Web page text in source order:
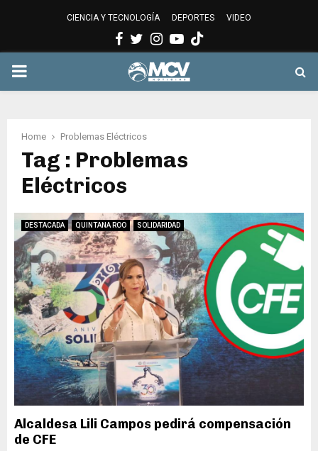
CIENCIA Y TECNOLOGÍA DEPORTES VIDEO
Facebook
Twitter
Instagram
Youtube
PRIMARY
Home Problemas Eléctricos
Tag : Problemas
Eléctricos
DESTACADA QUINTANA ROO SOLIDARIDAD
Alcaldesa Lili Campos pedirá compensación
de CFE